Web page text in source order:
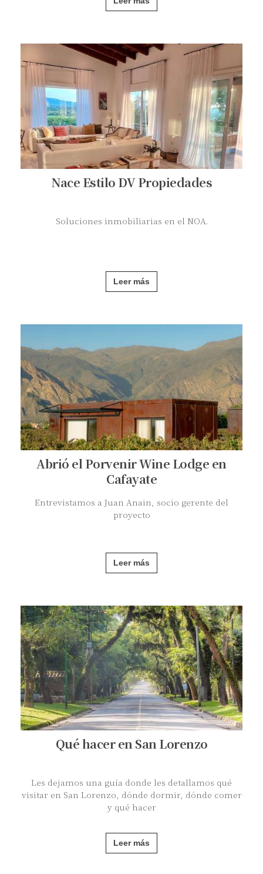
Nace Estilo DV Propiedades
Soluciones inmobiliarias en el NOA.
Leer más
Abrió el Porvenir Wine Lodge en
Cafayate
Entrevistamos a Juan Anain, socio gerente del
proyecto
Leer más
Qué hacer en San Lorenzo
Les dejamos una guía donde les detallamos qué
visitar en San Lorenzo, dónde dormir, dónde comer
y qué hacer
Leer más